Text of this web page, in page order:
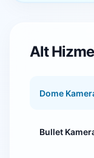
Alt
Dome
Bullet